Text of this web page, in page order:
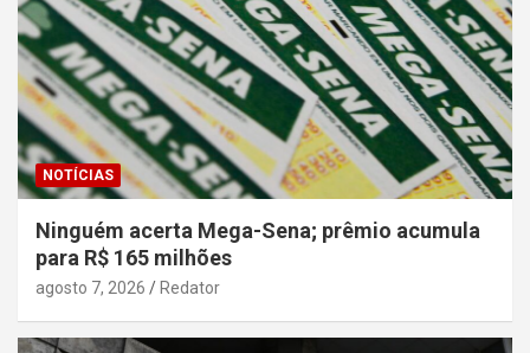
NOTÍCIAS
Ninguém acerta Mega-Sena; prêmio acumula
para R$ 165 milhões
agosto 7, 2026 Redator